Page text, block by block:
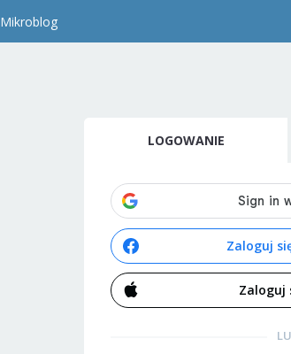
Mikroblog
LOGOWANIE
Zaloguj
Zaloguj